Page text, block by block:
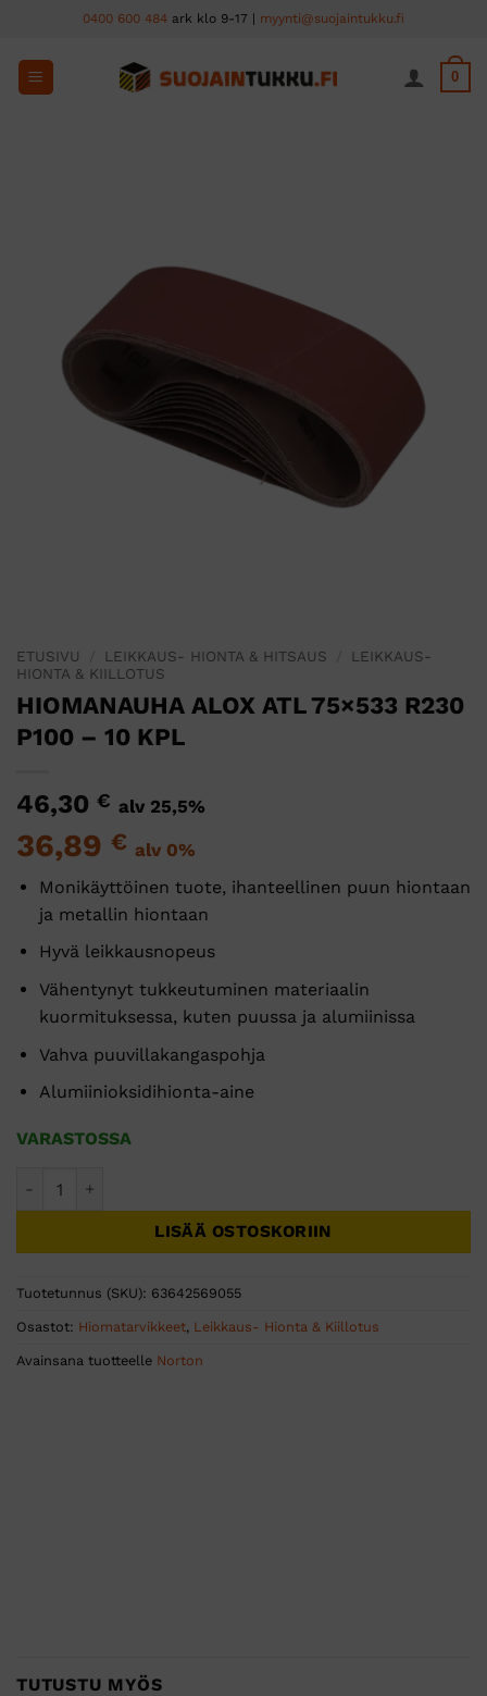
content
0400 600 484 ark klo 9-17 | myynti@suojaintukku.fi
0
ETUSIVU LEIKKAUS- HIONTA & HITSAUS
LEIKKAUS-
HIONTA & KIILLOTUS
HIOMANAUHA ALOX ATL 75×533 R230
P100 – 10 KPL
46,30 € alv 25,5%
36,89 € alv 0%
Monikäyttöinen tuote, ihanteellinen puun hiontaan
ja metallin hiontaan
Hyvä leikkausnopeus
Vähentynyt tukkeutuminen materiaalin
kuormituksessa, kuten puussa ja alumiinissa
Vahva puuvillakangaspohja
Alumiinioksidihionta-aine
VARASTOSSA
LISÄÄ OSTOSKORIIN
Tuotetunnus (SKU): 63642569055
Osastot: Hiomatarvikkeet, Leikkaus- Hionta & Kiillotus
Avainsana tuotteelle Norton
TUTUSTU MYÖS